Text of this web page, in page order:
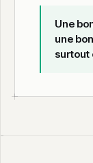
Une
une
surtout